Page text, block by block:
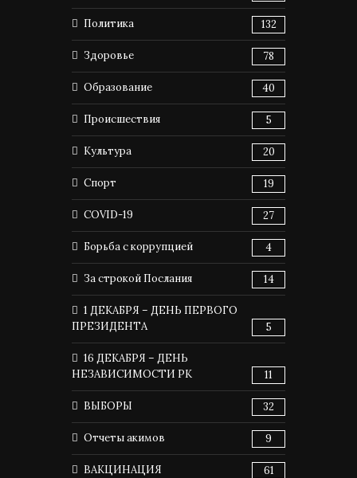
Политика 132
Здоровье 78
Образование 40
Происшествия 5
Культура 20
Спорт 19
COVID-19 27
Борьба с коррупцией 4
За строкой Послания 14
1 ДЕКАБРЯ – ДЕНЬ ПЕРВОГО
ПРЕЗИДЕНТА
5
16 ДЕКАБРЯ – ДЕНЬ
НЕЗАВИСИМОСТИ РК
11
ВЫБОРЫ 32
Отчеты акимов 9
ВАКЦИНАЦИЯ 61